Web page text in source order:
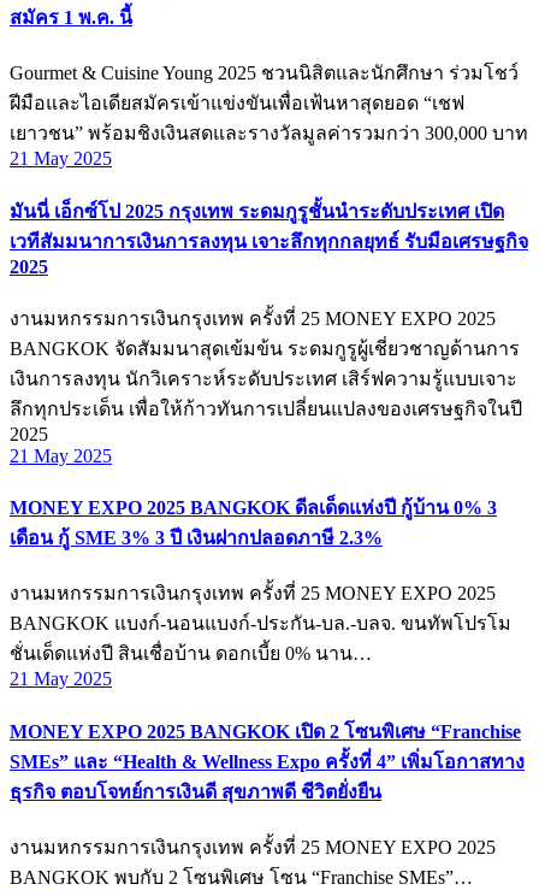
สมัคร 1 พ.ค. นี้
Gourmet & Cuisine Young 2025 ชวนนิสิตและนักศึกษา ร่วมโชว์
ฝีมือและไอเดียสมัครเข้าแข่งขันเพื่อเฟ้นหาสุดยอด “เชฟ
เยาวชน” พร้อมชิงเงินสดและรางวัลมูลค่ารวมกว่า 300,000 บาท
21 May 2025
มันนี่ เอ็กซ์โป 2025 กรุงเทพ ระดมกูรูชั้นนำระดับประเทศ เปิด
เวทีสัมมนาการเงินการลงทุน เจาะลึกทุกกลยุทธ์ รับมือเศรษฐกิจ
2025
งานมหกรรมการเงินกรุงเทพ ครั้งที่ 25 MONEY EXPO 2025
BANGKOK จัดสัมมนาสุดเข้มข้น ระดมกูรูผู้เชี่ยวชาญด้านการ
เงินการลงทุน นักวิเคราะห์ระดับประเทศ เสิร์ฟความรู้แบบเจาะ
ลึกทุกประเด็น เพื่อให้ก้าวทันการเปลี่ยนแปลงของเศรษฐกิจในปี
2025
21 May 2025
MONEY EXPO 2025 BANGKOK ดีลเด็ดแห่งปี กู้บ้าน 0% 3
เดือน กู้ SME 3% 3 ปี เงินฝากปลอดภาษี 2.3%
งานมหกรรมการเงินกรุงเทพ ครั้งที่ 25 MONEY EXPO 2025
BANGKOK แบงก์-นอนแบงก์-ประกัน-บล.-บลจ. ขนทัพโปรโม
ชั่นเด็ดแห่งปี สินเชื่อบ้าน ดอกเบี้ย 0% นาน…
21 May 2025
MONEY EXPO 2025 BANGKOK เปิด 2 โซนพิเศษ “Franchise
SMEs” และ “Health & Wellness Expo ครั้งที่ 4” เพิ่มโอกาสทาง
ธุรกิจ ตอบโจทย์การเงินดี สุขภาพดี ชีวิตยั่งยืน
งานมหกรรมการเงินกรุงเทพ ครั้งที่ 25 MONEY EXPO 2025
BANGKOK พบกับ 2 โซนพิเศษ โซน “Franchise SMEs”…